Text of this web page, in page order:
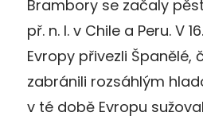
Brambory se začaly
př. n. l. v Chile a Peru. V
Evropy přivezli Španělé,
zabránili rozsáhlým
v té době Evropu